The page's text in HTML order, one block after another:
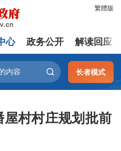
繁體版
心 政务公开 解读回应
长者模式
村村庄规划批前